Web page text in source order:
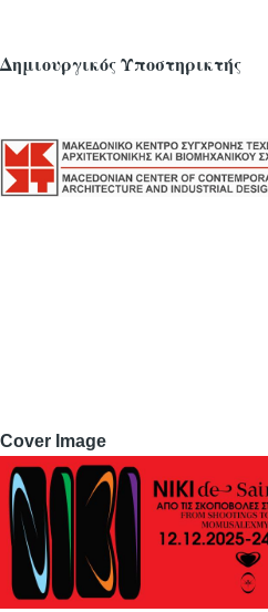
Δημιουργικός Υποστηρικτής
Cover Image